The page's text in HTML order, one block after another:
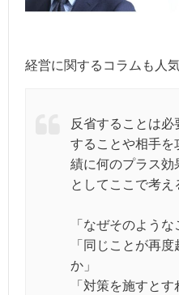
経営に関するコラムも人気
反省することは
することや相手を
績に何のプラス効
としてここで考え
「なぜそのような
「同じことが再
か」
「対策を施すと